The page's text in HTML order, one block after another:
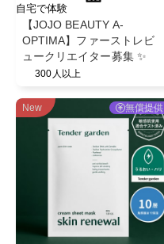
自宅で体験
【JOJO BEAUTY A-
OPTIMA】ファーストレビ
ュークリエイター募集 ✨
300人以上
New 無償提供